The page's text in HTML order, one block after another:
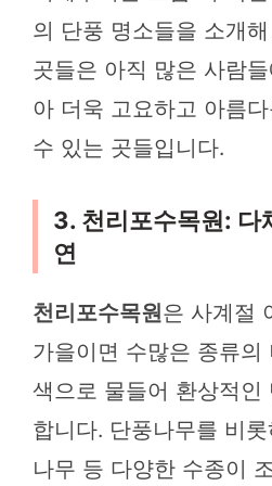
의 단풍 명소들을 소개해
곳들은 아직 많은 사람
아 더욱 고요하고 아름
수 있는 곳들입니다.
3. 천리포수목원: 다
연
천리포수목원은 사계절
가을이면 수많은 종류의
색으로 물들어 환상적인
합니다. 단풍나무를 비
나무 등 다양한 수종이